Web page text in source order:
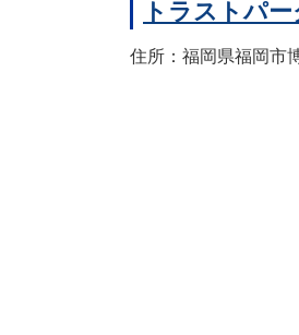
トラストパ
住所：福岡県福岡市